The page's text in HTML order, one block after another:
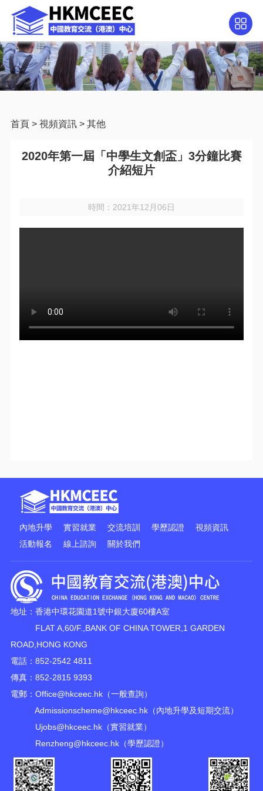
首頁> 視頻資訊> 其他
2020年第一屆「中學生文創盃」3分鐘比賽
介紹短片
時間：2021年12月06日
內地升學 實習就業 交流培訓 學歷認證
視頻資訊
活動報名
線上諮詢 關於我們
地址：香港中環花園道1號中銀大廈60樓A室
FLAT A,60/F.,BANK OF CHINA TOWER,1 GARDEN
ROAD,HONG KONG
電話：852-2542 4811
傳真：852-2815 9393
電郵： Office@hkceec.hk（一般查詢）
Admissionscheme@hkceec.hk（內地升學及短期交流）
Ujobs@hkceec.hk（實習就業）
Renzheng@hkceec.hk（學歷認證）